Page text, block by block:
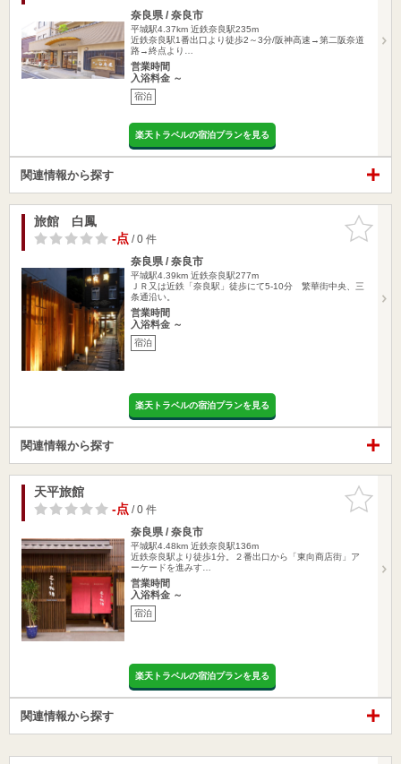
奈良県 / 奈良市
平城駅4.37km 近鉄奈良駅235m
近鉄奈良駅1番出口より徒歩2～3分/阪神高速→第二阪奈道
路→終点より…
営業時間
入浴料金 ～
宿泊
楽天トラベルの宿泊プランを見る
関連情報から探す
お気に入
りに追加
旅館 白鳳
-点/ 0 件
奈良県 / 奈良市
平城駅4.39km 近鉄奈良駅277m
ＪＲ又は近鉄「奈良駅」徒歩にて5-10分 繁華街中央、三
条通沿い。
営業時間
入浴料金 ～
宿泊
楽天トラベルの宿泊プランを見る
関連情報から探す
お気に入
りに追加
天平旅館
-点/ 0 件
奈良県 / 奈良市
平城駅4.48km 近鉄奈良駅136m
近鉄奈良駅より徒歩1分。２番出口から「東向商店街」ア
ーケードを進みす…
営業時間
入浴料金 ～
宿泊
楽天トラベルの宿泊プランを見る
関連情報から探す